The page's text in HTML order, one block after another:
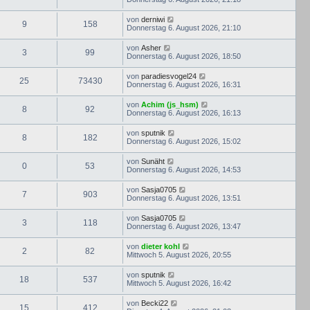
9 158 von derniwi
Donnerstag 6. August 2026, 21:10
3 99 von Asher
Donnerstag 6. August 2026, 18:50
25 73430 von paradiesvogel24
Donnerstag 6. August 2026, 16:31
8 92 von Achim (js_hsm)
Donnerstag 6. August 2026, 16:13
8 182 von sputnik
Donnerstag 6. August 2026, 15:02
0 53 von Sunäht
Donnerstag 6. August 2026, 14:53
7 903 von Sasja0705
Donnerstag 6. August 2026, 13:51
3 118 von Sasja0705
Donnerstag 6. August 2026, 13:47
2 82 von dieter kohl
Mittwoch 5. August 2026, 20:55
18 537 von sputnik
Mittwoch 5. August 2026, 16:42
15 412 von Becki22